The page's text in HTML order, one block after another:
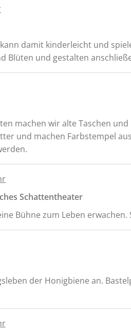
damit kinderleicht und
Blüten und gestalten
machen wir alte Taschen
und machen Farbstempel
Schattentheater
Bühne zum Leben erwachen.
der Honigbiene an.